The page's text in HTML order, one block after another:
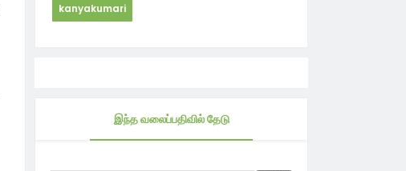
kanyakumari
இந்த வலைப்பதிவில் தேடு